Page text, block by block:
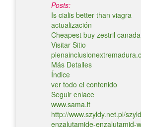
Posts:
Is cialis better than viagra
actualización
Cheapest buy zestril
Visitar Sitio
Más Detalles
Índice
ver todo el contenido
Seguir enlace
www.sama.it
http://www.szyldy.net.pl/
enzalutamide-enzalutamid-